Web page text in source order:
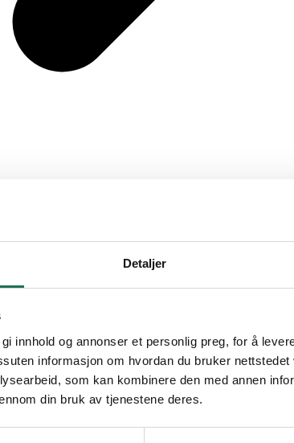
Detaljer
innhold og annonser et personlig preg, for å
informasjon om hvordan du bruker
som kan kombinere den med annen
din bruk av tjenestene deres.